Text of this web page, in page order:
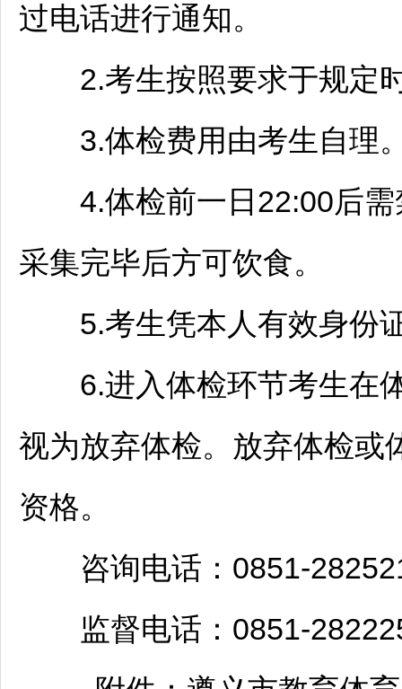
过电话进行通知。
2.考生按照要求于规定时
3.体检费用由考生自理
4.体检前一日22:00后需
采集完毕后方可饮食。
5.考生凭本人有效身份
6.进入体检环节考生在体
视为放弃体检。放弃体检或
资格。
咨询电话：0851-
监督电话：0851-